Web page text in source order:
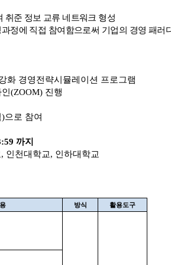
준 정보 교류 네트워크 형성
에 직접 참여함으로써 기업의 경영 패러
경영전략시뮬레이션 프로그램
(ZOOM) 진행
로 참여
까지
인천대학교, 인하대학교
방식 활용도구